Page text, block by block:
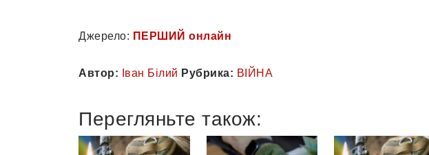
Джерело: ПЕРШИЙ онлайн
Автор: Іван Білий Рубрика: ВІЙНА
Перегляньте також: